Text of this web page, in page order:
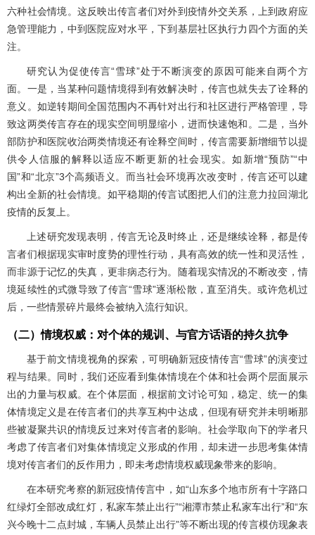
六种社会情境。这反映出传言者们对外到疫情外交关系，上到政府应
急管理能力，中到医院应对水平，下到基层社区执行力四个方面的关
注。
研究认为促使传言“雪球”处于不断演变的原因可能来自两个方
面。一是，当某种问题情境得到有效解决时，传言也就失去了诠释的
意义。如逆转期间全国范围内不再针对出行和社区进行严格管理，导
致这两类传言存在的现实空间明显缩小，进而快速饱和。二是，当外
部防护和医院收治两类情境还有诠释空间时，传言需要新增细节以提
供令人信服的解释以适应不断更新的社会现实。如新增“预防”“中
国”和“北京”3个高频语义。而当社会环境再次改变时，传言还可以建
构出全新的社会情境。如平稳期的传言试图把人们的注意力拉回湖北
疫情的反复上。
上述研究发现表明，传言无论及时终止，还是继续诠释，都是传
言者们根据现实审时度势的理性行动，具有高效的统一性和灵活性，
而非源于记忆的失真，更非病态行为。随着现实情况的不断改变，情
境延续性的式微导致了传言“雪球”逐渐松散，直至消失。或许危机过
后，一些情景碎片最终会被纳入流行知识。
（二）情境权威：对个体的规训、与官方话语的持久抗争
基于前文情境视角的探索，可明确新冠疫情传言“雪球”的演变过
程与结果。同时，我们还应看到集体情境在个体和社会两个层面展示
出的力量与权威。在个体层面，根据前文讨论可知，稳定、统一的集
体情境定义是在传言者们的共享互构中达成，但现有研究并未明晰那
些被凝聚共识的情境反过来对传言者的影响。社会学取向下的学者只
考虑了传言者们对集体情境定义形成的作用，却未进一步思考集体情
境对传言者们的反作用力，即未考虑情境权威现象带来的影响。
在本研究考察的新冠疫情传言中，如“山东多个地市所有十字路口
红绿灯全部改成红灯，私家车禁止出行”“湘潭市禁止私家车出行”和“东
兴今晚十二点封城，车辆人员禁止出行”等不断出现的传言模仿现象表